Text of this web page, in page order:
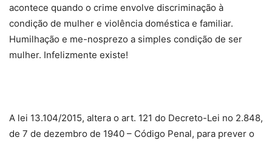
acontece quando o crime envolve discriminação à
condição de mulher e violência doméstica e familiar.
Humilhação e me-nosprezo a simples condição de ser
mulher. Infelizmente existe!
A lei 13.104/2015, altera o art. 121 do Decreto-Lei no 2.848,
de 7 de dezembro de 1940 – Código Penal, para prever o